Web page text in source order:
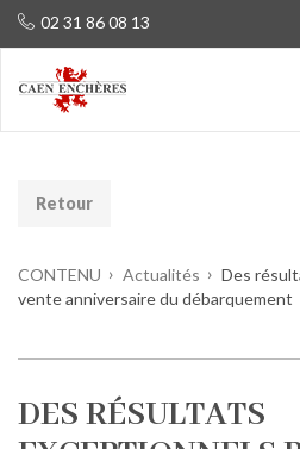
02 31 86 08 13
Retour
CONTENU Actualités
Des
vente anniversaire du débarquement
DES RÉSULTATS